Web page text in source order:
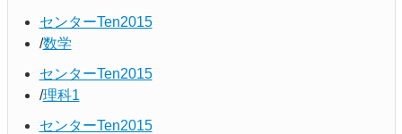
センターTen2015
数学
センターTen2015
理科1
センターTen2015